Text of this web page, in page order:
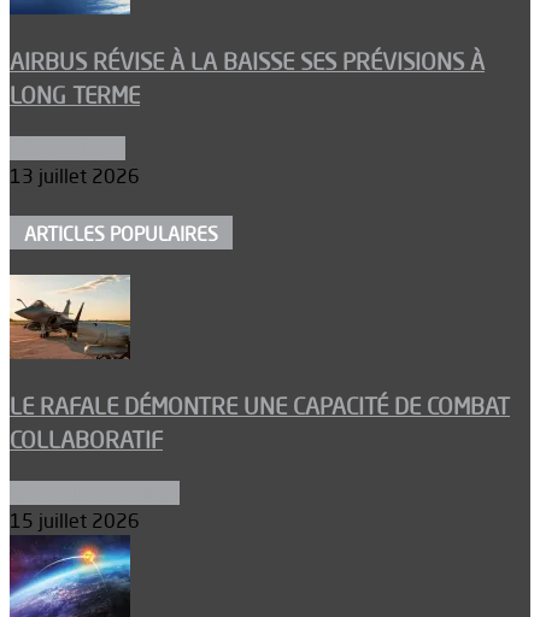
AIRBUS RÉVISE À LA BAISSE SES PRÉVISIONS À
LONG TERME
13 juillet 2026
ARTICLES POPULAIRES
LE RAFALE DÉMONTRE UNE CAPACITÉ DE COMBAT
COLLABORATIF
15 juillet 2026